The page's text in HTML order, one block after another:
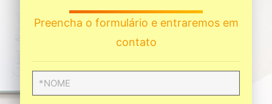
Preencha o formulário e entraremos em
contato